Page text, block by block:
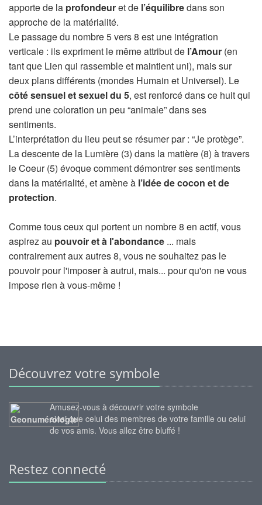
apporte de la profondeuret de l’équilibredans son
approche de la matérialité.
Le passage du nombre 5 vers 8 est une intégration
verticale : ils expriment le même attribut de l’Amour (en
tant que Lien qui rassemble et maintient uni), mais sur
deux plans différents (mondes Humain et Universel). Le
côté sensuel et sexuel du 5, est renforcé dans ce huit qui
prend une coloration un peu “animale” dans ses
sentiments.
L’interprétation du lieu peut se résumer par : “Je protège”.
La descente de la Lumière (3) dans la matière (8) à travers
le Coeur (5) évoque comment démontrer ses sentiments
dans la matérialité, et amène à l’idée de cocon et de
protection.
Comme tous ceux qui portent un nombre 8 en actif, vous
aspirez au pouvoir et à l'abondance ... mais
contrairement aux autres 8, vous ne souhaitez pas le
pouvoir pour l'imposer à autrui, mais... pour qu'on ne vous
impose rien à vous-même !
Découvrez votre symbole
Amusez-vous à découvrir votre symbole
ainsi que celui des membres de votre famille ou celui
de vos amis. Vous allez être bluffé !
Restez connecté